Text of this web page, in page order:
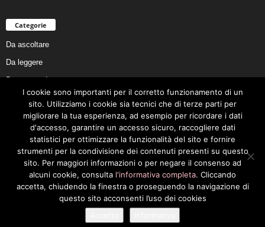
Categorie
Da ascoltare
Da leggere
Da non perdere
Da conoscere
Da preservare
Da vivere
Cookie Policy
Privacy Policy
Cookie Policy
© 2026
I cookie sono importanti per il corretto funzionamento di un
sito. Utilizziamo i cookie sia tecnici che di terze parti per
migliorare la tua esperienza, ad esempio per ricordare i dati
d'accesso, garantire un accesso sicuro, raccogliere dati
statistici per ottimizzare la funzionalità del sito e fornire
strumenti per la condivisione dei contenuti presenti su questo
sito. Per maggiori informazioni o per negare il consenso ad
alcuni cookie, consulta l'informativa completa. Cliccando
accetta, chiudendo la finestra o proseguendo la navigazione di
questo sito acconsenti l’uso dei cookies